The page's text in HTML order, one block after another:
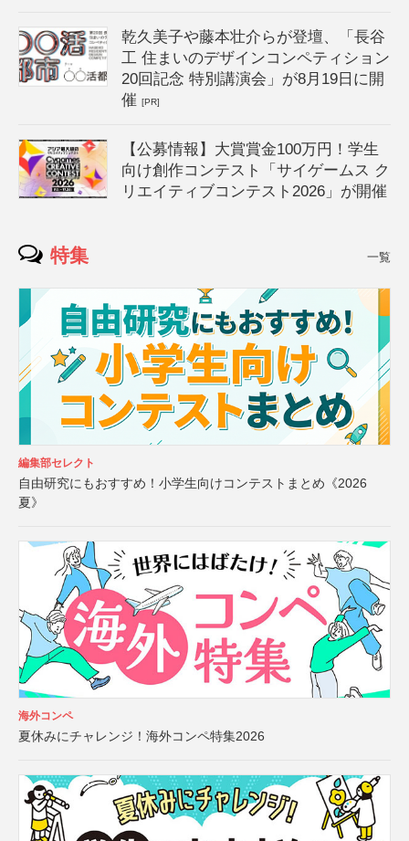
乾久美子や藤本壮介らが登壇、「長谷
工 住まいのデザインコンペティション
20回記念 特別講演会」が8月19日に開
催[PR]
【公募情報】大賞賞金100万円！学生
向け創作コンテスト「サイゲームス ク
リエイティブコンテスト2026」が開催
特集 一覧
編集部セレクト
自由研究にもおすすめ！小学生向けコンテストまとめ《2026
夏》
海外コンペ
夏休みにチャレンジ！海外コンペ特集2026